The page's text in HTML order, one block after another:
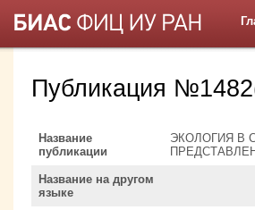
Публикация
Название
публикации
ЭКОЛОГИЯ В
Название на другом
языке